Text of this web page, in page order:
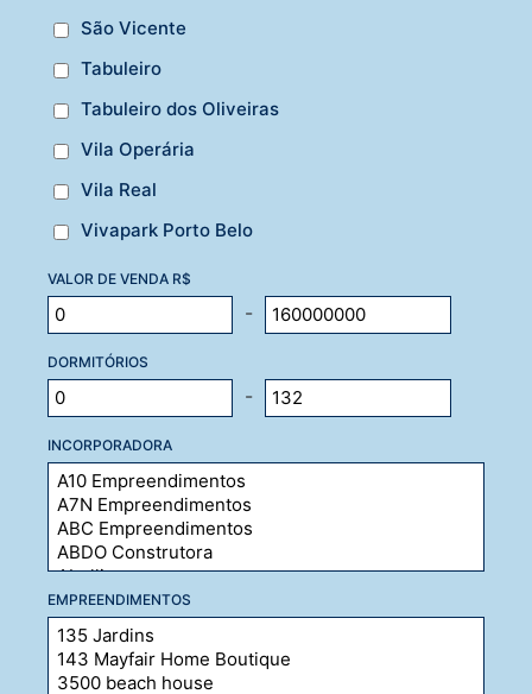
São Vicente
Tabuleiro
Tabuleiro dos Oliveiras
Vila Operária
Vila Real
Vivapark Porto Belo
VALOR DE VENDA R$
-
DORMITÓRIOS
-
INCORPORADORA
EMPREENDIMENTOS